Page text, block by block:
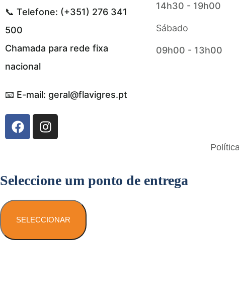
📞 Telefone: (+351) 276 341
500
Chamada para rede fixa
nacional
📧 E-mail: geral@flavigres.pt
14h30 - 19h00
Sábado
09h00 - 13h00
Seleccione um ponto de entrega
SELECCIONAR